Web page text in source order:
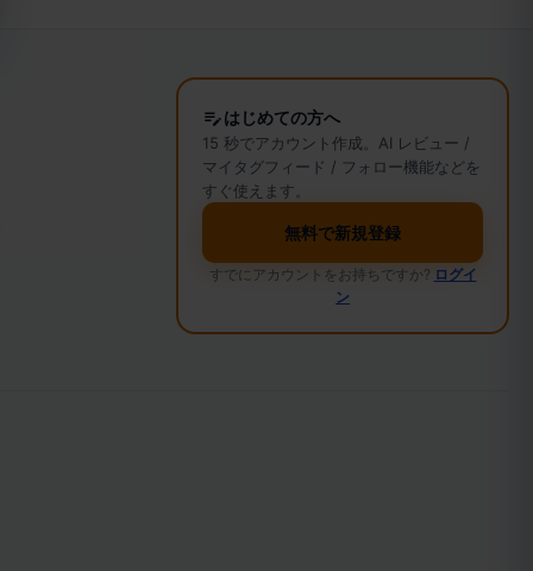
はじめての方へ
15 秒でアカウント作成。AI レビュー /
マイタグフィード / フォロー機能などを
すぐ使えます。
無料で新規登録
すでにアカウントをお持ちですか? ログイ
ン